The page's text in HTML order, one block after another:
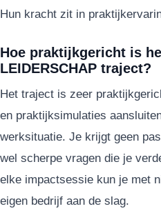
Hun kracht zit in
Hoe praktijkgericht is
LEIDERSCHAP traject?
Het traject is zeer
en praktijksimulaties
werksituatie. Je krijgt geen
wel scherpe vragen die je
elke impactsessie kun je met
eigen bedrijf aan de slag.